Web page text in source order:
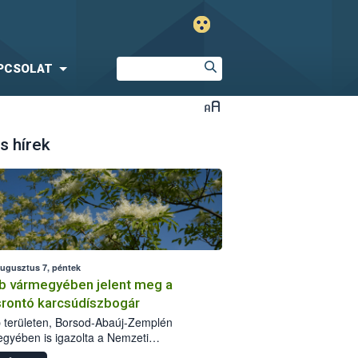
hírek
7, péntek
vármegyében jelent meg a
karcsúdíszbogár
területen, Borsod-Abaúj-Zemplén
is igazolta a Nemzeti
biztonsági Hivatal (Nébih) a